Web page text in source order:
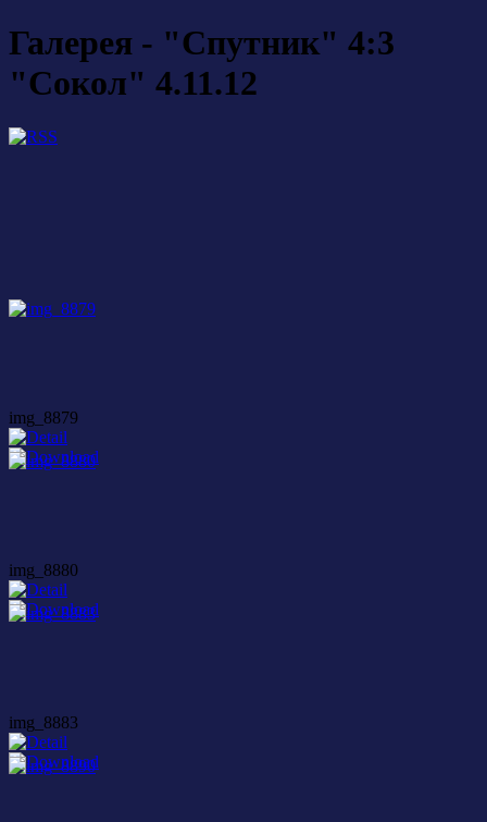
Галерея - "Спутник" 4:3
"Сокол" 4.11.12
img_8879
img_8880
img_8883